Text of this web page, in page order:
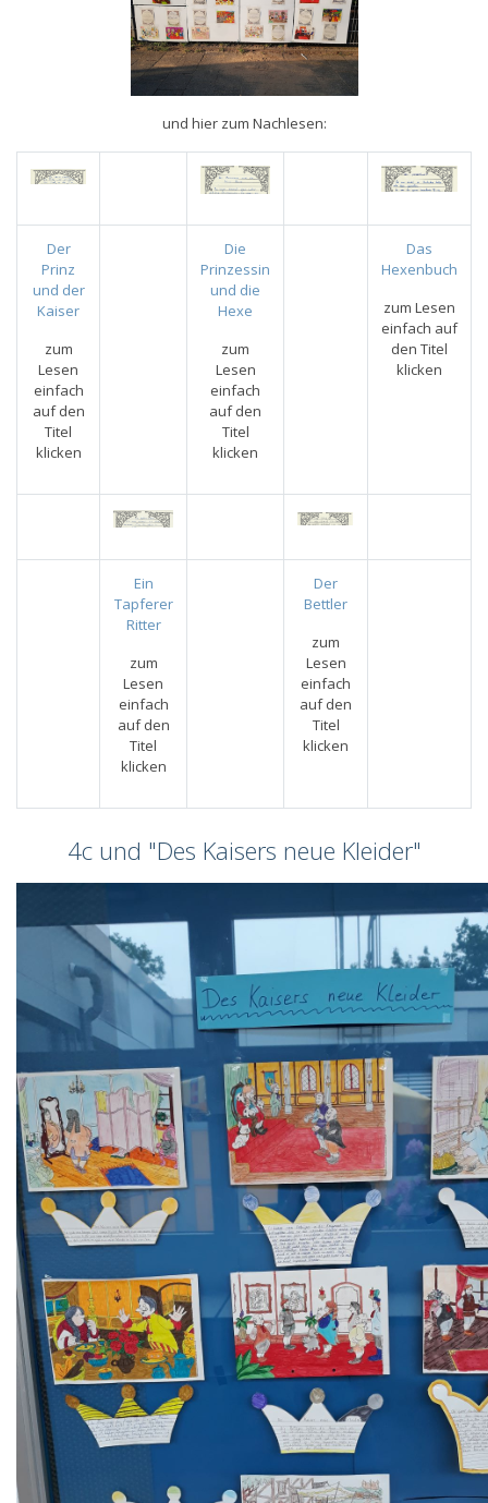
und hier zum Nachlesen:
Der
Prinz
und der
Kaiser
zum
Lesen
einfach
auf den
Titel
klicken
Die
Prinzessin
und die
Hexe
zum
Lesen
einfach
auf den
Titel
klicken
Das
Hexenbuch
zum Lesen
einfach auf
den Titel
klicken
Ein
Tapferer
Ritter
zum
Lesen
einfach
auf den
Titel
klicken
Der
Bettler
zum
Lesen
einfach
auf den
Titel
klicken
4c und "Des Kaisers neue Kleider"